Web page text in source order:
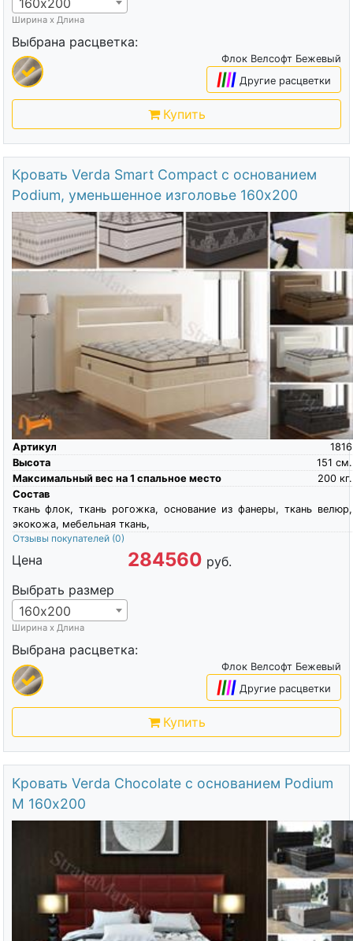
Ширина х Длина
Выбрана расцветка:
Флок Велсофт Бежевый
|||| Другие расцветки
Купить
Кровать Verda Smart Compact с основанием
Podium, уменьшенное изголовье 160х200
Артикул
1816
Высота
см.
151
Максимальный вес на 1 спальное место
кг.
200
Состав
ткань флок, ткань рогожка, основание из фанеры, ткань велюр,
экокожа, мебельная ткань,
Отзывы покупателей (0)
Цена 284560 руб.
Выбрать размер
160х200
Ширина х Длина
Выбрана расцветка:
Флок Велсофт Бежевый
|||| Другие расцветки
Купить
Кровать Verda Chocolate с основанием Podium
M 160х200